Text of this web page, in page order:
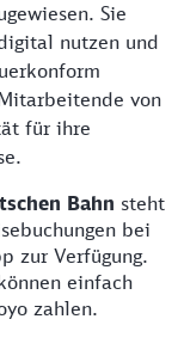
Sie
nutzen und
von
für ihre
Bahn steht
bei
zur Verfügung.
einfach
zahlen.